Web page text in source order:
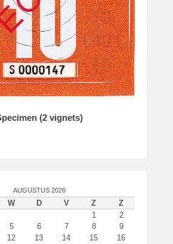
(2 vignets)
AUGUSTUS 2026
W D V Z
Z
1
2
5 6 7 8
9
12 13 14 15
16